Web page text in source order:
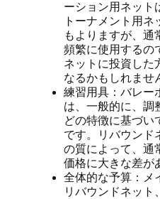
ーション用ネット
トーナメント用
もよりますが、通
頻繁に使用するの
ネットに投資した
なるかもしれませ
練習用具：バレー
は、一般的に、調
どの特徴に基づい
です。リバウンド
の質によって、通
価格に大きな差が
全体的な予算：メ
リバウンドネット